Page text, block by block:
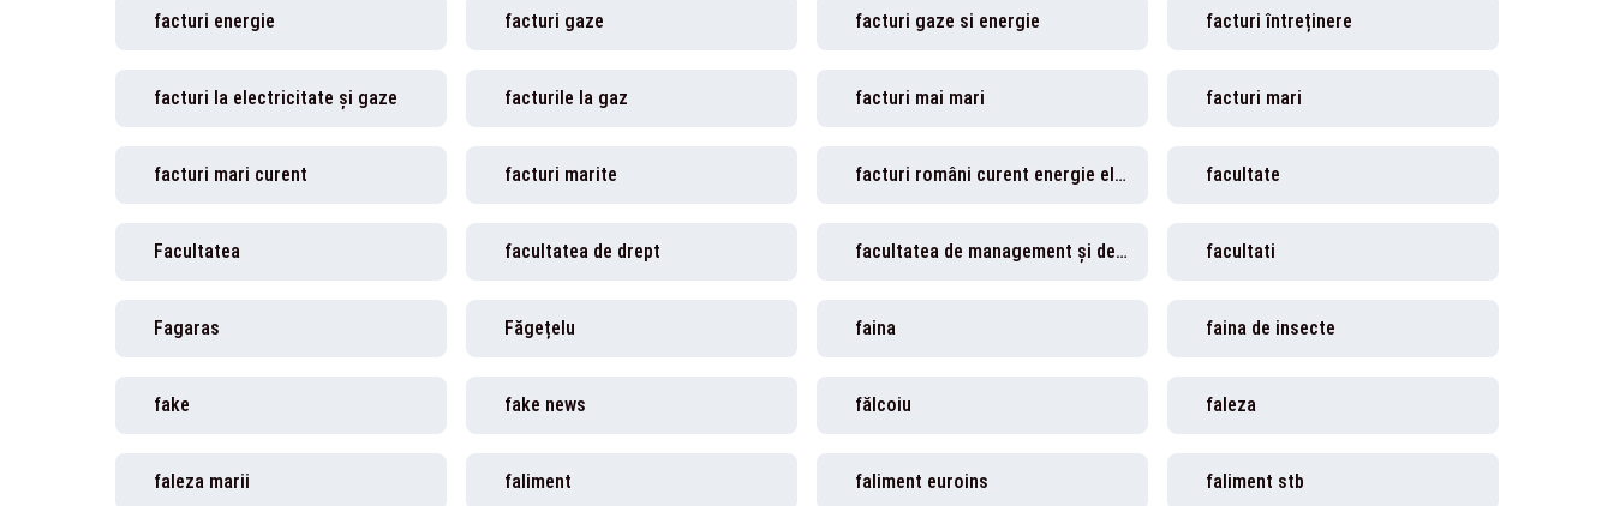
facturi energie facturi gaze facturi gaze si energie facturi întreținere
facturi la electricitate și gaze facturile la gaz facturi mai mari facturi mari
facturi mari curent facturi marite facturi români curent energie electrică facultate
Facultatea facultatea de drept facultatea de management şi dezvoltare rurală facultati
Fagaras Făgețelu faina faina de insecte
fake fake news fălcoiu faleza
faleza marii faliment faliment euroins faliment stb